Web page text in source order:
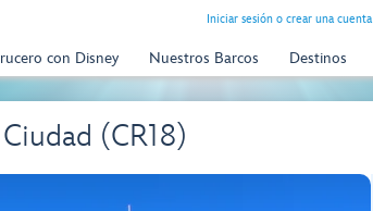
Iniciar sesión o crear una cuenta
con Disney Nuestros Barcos Destinos
(CR18)